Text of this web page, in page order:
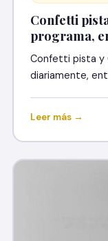
Confetti
programa,
Confetti pista y
diariamente,
Leer más →